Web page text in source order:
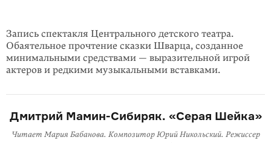
Запись спектакля Центрального детского театра.
Обаятельное прочтение сказки Шварца, созданное
минимальными средствами — выразительной игрой
актеров и редкими музыкальными вставками.
Дмитрий Мамин-Сибиряк. «Серая Шейка»
Читает Мария Бабанова. Композитор Юрий Никольский. Режиссер